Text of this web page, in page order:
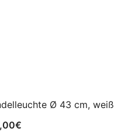
Ø 43 cm, weiß
€